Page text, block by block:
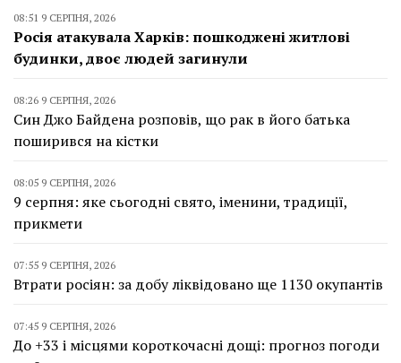
08:51 9 СЕРПНЯ, 2026
Росія атакувала Харків: пошкоджені житлові
будинки, двоє людей загинули
08:26 9 СЕРПНЯ, 2026
Син Джо Байдена розповів, що рак в його батька
поширився на кістки
08:05 9 СЕРПНЯ, 2026
9 серпня: яке сьогодні свято, іменини, традиції,
прикмети
07:55 9 СЕРПНЯ, 2026
Втрати росіян: за добу ліквідовано ще 1130 окупантів
07:45 9 СЕРПНЯ, 2026
До +33 і місцями короткочасні дощі: прогноз погоди